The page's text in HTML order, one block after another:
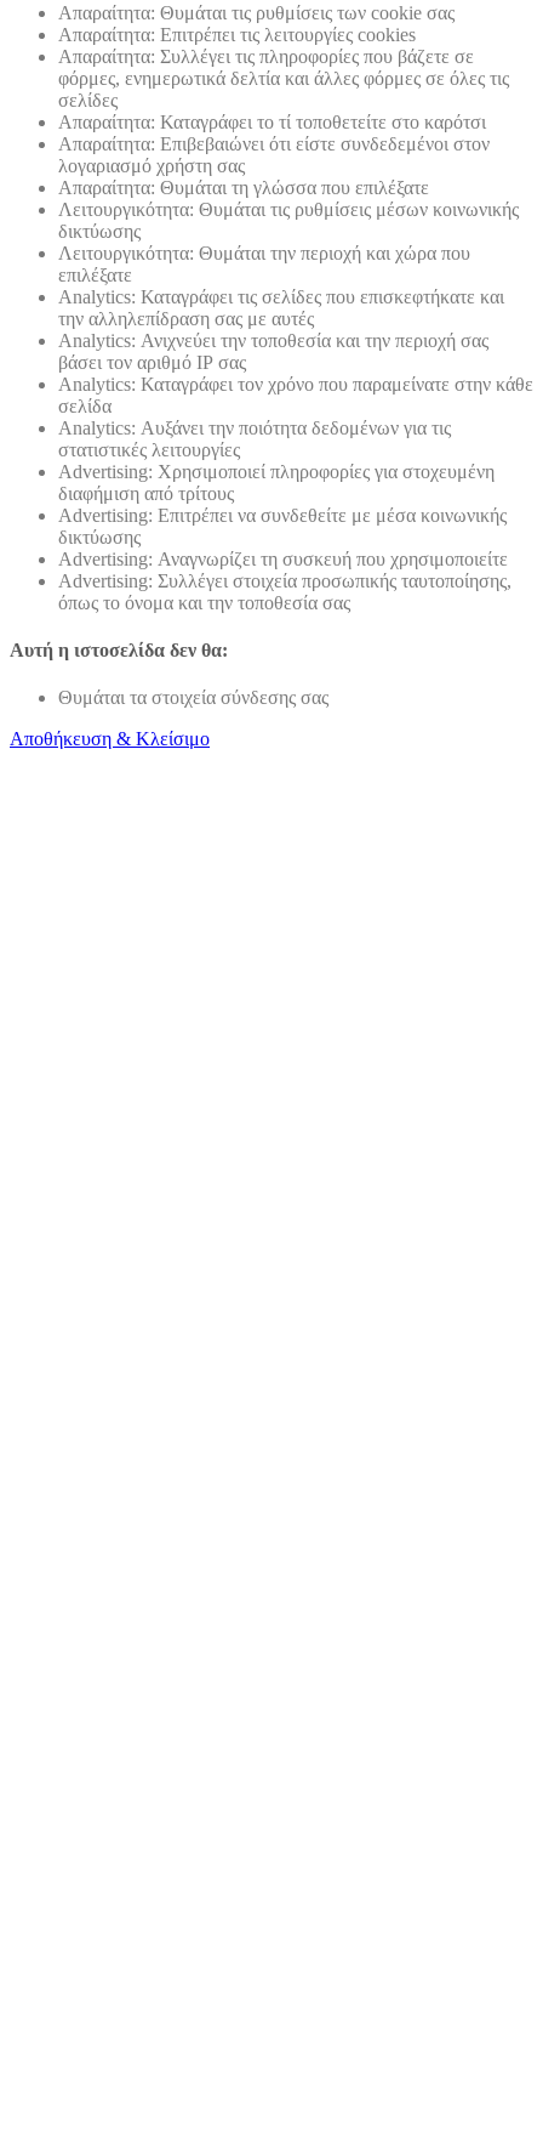
Απαραίτητα: Θυμάται τις ρυθμίσεις των cookie σας
Απαραίτητα: Επιτρέπει τις λειτουργίες cookies
Απαραίτητα: Συλλέγει τις πληροφορίες που βάζετε σε
φόρμες, ενημερωτικά δελτία και άλλες φόρμες σε όλες τις
σελίδες
Απαραίτητα: Καταγράφει το τί τοποθετείτε στο καρότσι
Απαραίτητα: Επιβεβαιώνει ότι είστε συνδεδεμένοι στον
λογαριασμό χρήστη σας
Απαραίτητα: Θυμάται τη γλώσσα που επιλέξατε
Λειτουργικότητα: Θυμάται τις ρυθμίσεις μέσων κοινωνικής
δικτύωσης
Λειτουργικότητα: Θυμάται την περιοχή και χώρα που
επιλέξατε
Analytics: Καταγράφει τις σελίδες που επισκεφτήκατε και
την αλληλεπίδραση σας με αυτές
Analytics: Ανιχνεύει την τοποθεσία και την περιοχή σας
βάσει τον αριθμό ΙΡ σας
Analytics: Καταγράφει τον χρόνο που παραμείνατε στην κάθε
σελίδα
Analytics: Αυξάνει την ποιότητα δεδομένων για τις
στατιστικές λειτουργίες
Advertising: Χρησιμοποιεί πληροφορίες για στοχευμένη
διαφήμιση από τρίτους
Advertising: Επιτρέπει να συνδεθείτε με μέσα κοινωνικής
δικτύωσης
Advertising: Αναγνωρίζει τη συσκευή που χρησιμοποιείτε
Advertising: Συλλέγει στοιχεία προσωπικής ταυτοποίησης,
όπως το όνομα και την τοποθεσία σας
Αυτή η ιστοσελίδα δεν θα:
Θυμάται τα στοιχεία σύνδεσης σας
Αποθήκευση & Κλείσιμο